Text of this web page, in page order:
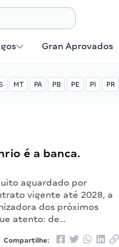
Gran Aprovados
MT PA PB PE PI PR
é a banca.
aguardado por
vigente até 2028, a
dos próximos
atento: de…
Compartilhe: